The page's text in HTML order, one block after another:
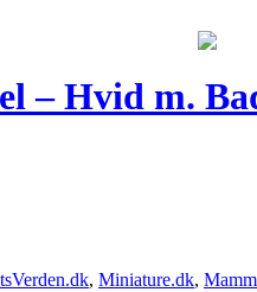
– Hvid m.
, Miniature.dk,